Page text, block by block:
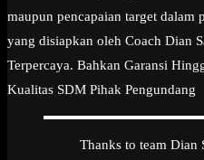
maupun pencapaian target dalam
yang disiapkan oleh Coach Dian
Terpercaya. Bahkan Garansi
Kualitas SDM Pihak Pengundang
Thanks to team Dian